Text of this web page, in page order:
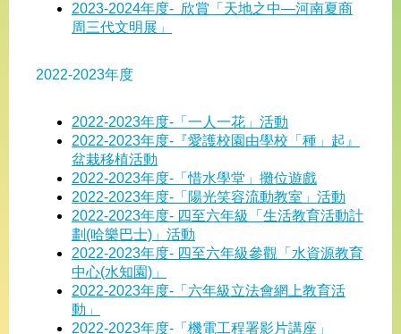
2023-2024年度- 欣賞「天地之中—河南夏商
周三代文明展」
2022-2023年度​
2022-2023年度-「一人一花」活動
2022-2023年度-『愛護校園由學校「種」起』
盆栽移植活動
2022-2023年度-「惜水學堂」攤位遊戲
2022-2023年度-「陽光笑容流動教室」活動
2022-2023年度- 四至六年級「生活教育活動計
劃(哈樂巴士)」活動
2022-2023年度- 四至六年級參觀「水資源教育
中心(水知園)」
2022-2023年度-「六年級立法會網上教育活
動」
2022-2023年度-「機電工程署影片講座」